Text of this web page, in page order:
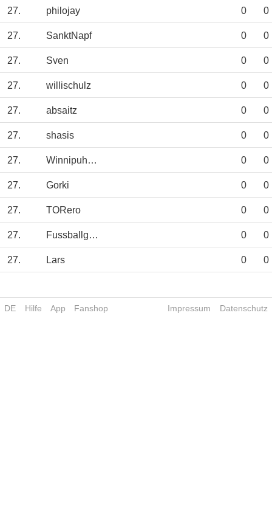
27. philojay 0 0
27. SanktNapf 0 0
27. Sven 0 0
27. willischulz 0 0
27. absaitz 0 0
27. shasis 0 0
27. Winnipuh1604 0 0
27. Gorki 0 0
27. TORero 0 0
27. Fussballgesamt 0 0
27. Lars 0 0
DE Hilfe App Fanshop Impressum Datenschutz